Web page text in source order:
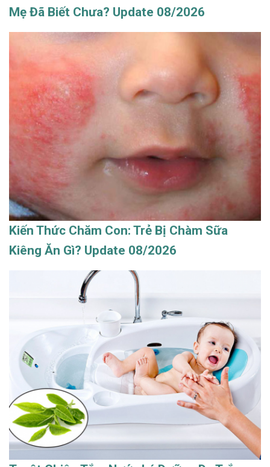
Mẹ Đã Biết Chưa? Update 08/2026
Kiến Thức Chăm Con: Trẻ Bị Chàm Sữa
Kiêng Ăn Gì? Update 08/2026